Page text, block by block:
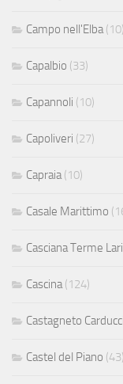
Campo nell'Elba (10)
Capalbio (33)
Capannoli (10)
Capoliveri (27)
Capraia (10)
Casale Marittimo
Casciana Terme Lari
Cascina (124)
Castagneto Carducci
Castel del Piano (43)